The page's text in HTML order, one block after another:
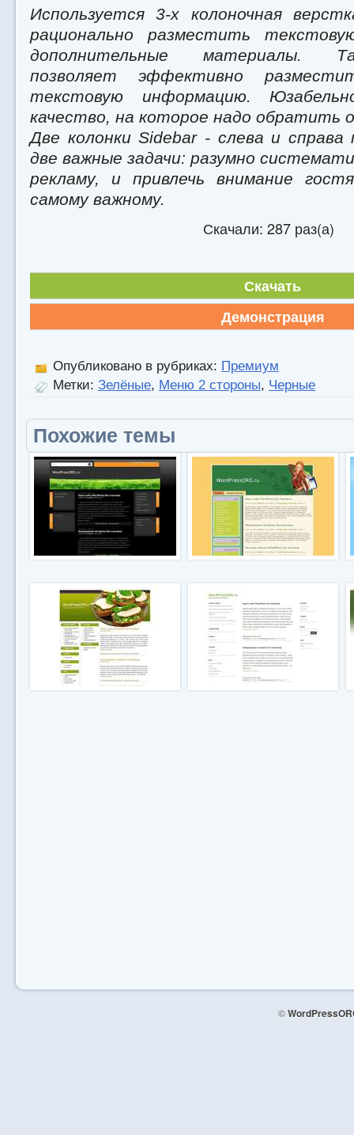
Используется 3-х колоночная
рационально разместить
дополнительные материалы.
позволяет эффективно
текстовую информацию.
качество, на которое надо обратить
Две колонки Sidebar - слева и
две важные задачи: разумно
рекламу, и привлечь внимание
самому важному.
Скачали: 287 раз(а)
Скачать
Демонстрация
Опубликовано в рубриках: Премиум
Метки: Зелёные, Меню 2 стороны, Черные
Похожие темы
©